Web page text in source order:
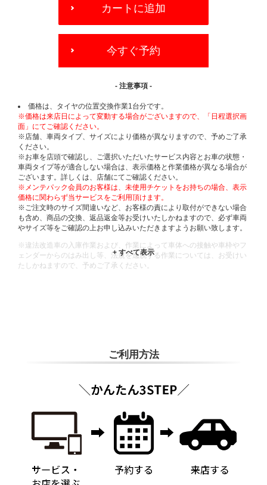
OPTIONS
カートに追加
今すぐ予約
- 注意事項 -
価格は、タイヤの位置交換作業1台分です。
※価格は来店日によって変動する場合がございますので、「日程選択画
面」にてご確認ください。
※店舗、車両タイプ、サイズにより価格が異なりますので、予めご了承
ください。
※お車を店頭で確認し、ご選択いただいたサービス内容とお車の状態・
車両タイプ等が適合しない場合は、表示価格と作業価格が異なる場合が
ございます。詳しくは、店舗にてご確認ください。
※メンテパック会員のお客様は、未使用チケットをお持ちの場合、表示
価格に関わらず当サービスをご利用頂けます。
※ご注文時のサイズ間違いなど、お客様の責により取付ができない場合
も含め、商品の交換、返品返金等お受けいたしかねますので、必ず車両
やサイズ等をご確認の上お申し込みいただきますようお願い致します。
※違法改造車の入庫作業および、作業によって車体への接触や車枠やフ
ェンダーからのはみ出し等、法規を逸脱する作業については、お受けい
たしかねますので、予めご了承ください。
ご利用方法